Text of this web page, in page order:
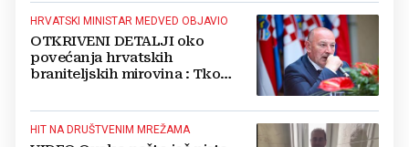
HRVATSKI MINISTAR MEDVED OBJAVIO
OTKRIVENI DETALJI oko
povećanja hrvatskih
braniteljskih mirovina : Tko
HIT NA DRUŠTVENIM MREŽAMA